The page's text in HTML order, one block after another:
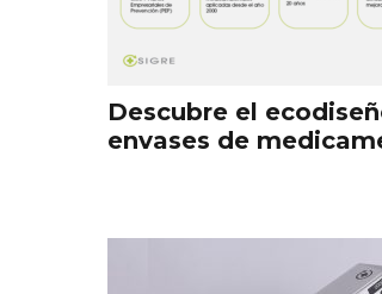
Descubre el
envases de